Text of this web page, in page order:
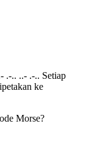
.-.. ..- .-.. Setiap
ke
Morse?